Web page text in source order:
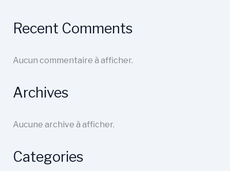
Recent Comments
Aucun commentaire à afficher.
Archives
Aucune archive à afficher.
Categories